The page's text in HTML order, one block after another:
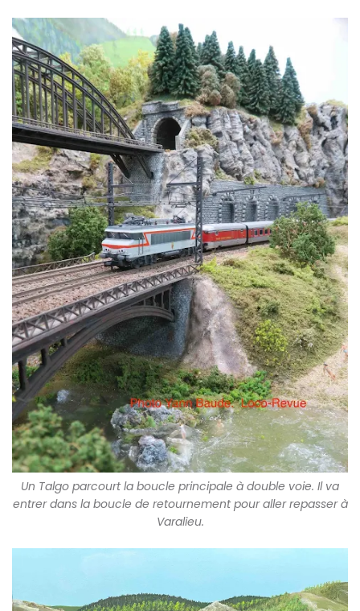
Un Talgo parcourt la boucle principale à double voie. Il va
entrer dans la boucle de retournement pour aller repasser à
Varalieu.